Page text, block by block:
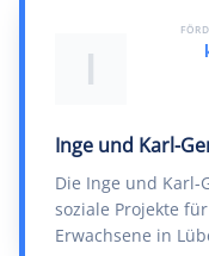
I
Inge und Karl-
Die Inge und
soziale Projekte
Erwachsene in